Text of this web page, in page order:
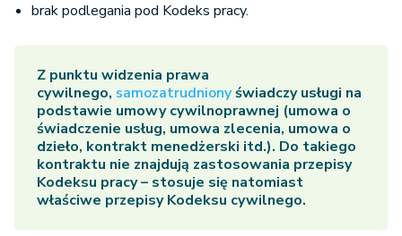
brak podlegania pod Kodeks pracy.
Z punktu widzenia prawa
cywilnego, samozatrudnionyświadczy usługi na
podstawie umowy cywilnoprawnej (umowa o
świadczenie usług, umowa zlecenia, umowa o
dzieło, kontrakt menedżerski itd.). Do takiego
kontraktu nie znajdują zastosowania przepisy
Kodeksu pracy – stosuje się natomiast
właściwe przepisy Kodeksu cywilnego.